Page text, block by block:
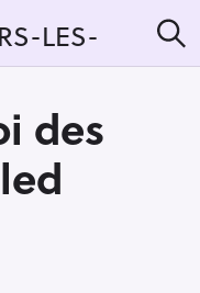
LES-
e
des